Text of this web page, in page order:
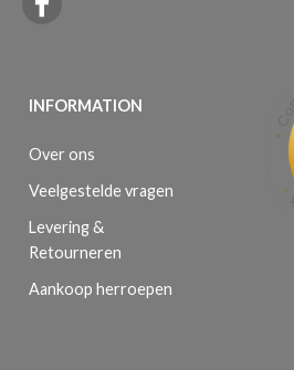
INFORMATION
Over ons
Veelgestelde vragen
Levering &
Retourneren
Aankoop herroepen